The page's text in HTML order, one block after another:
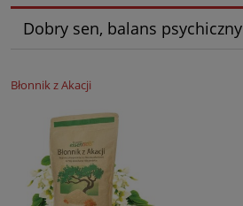
Dobry sen, balans psychiczny
Błonnik z Akacji